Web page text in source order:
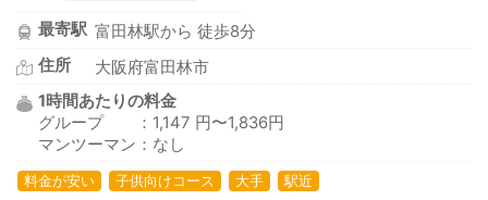
最寄駅 富田林駅から 徒歩8分
住所
大阪府富田林市
1時間あたりの料金
グループ ：1,147 円〜1,836円
マンツーマン：なし
料金が安い 子供向けコース 大手 駅近